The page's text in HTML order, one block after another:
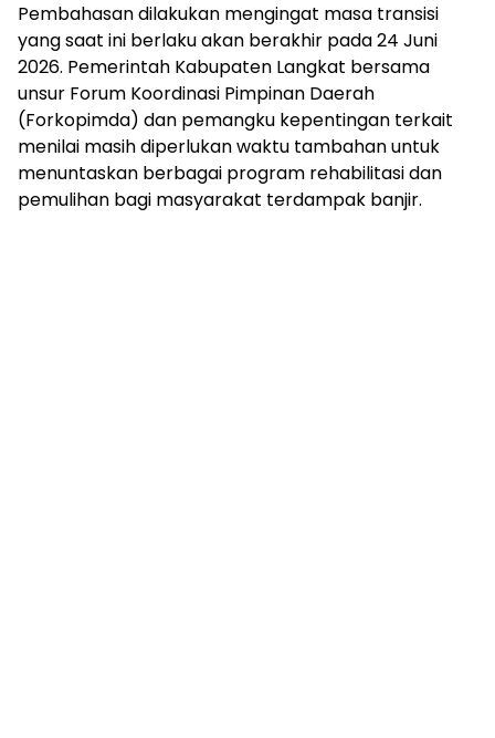
Pembahasan dilakukan mengingat masa transisi
yang saat ini berlaku akan berakhir pada 24 Juni
2026. Pemerintah Kabupaten Langkat bersama
unsur Forum Koordinasi Pimpinan Daerah
(Forkopimda) dan pemangku kepentingan terkait
menilai masih diperlukan waktu tambahan untuk
menuntaskan berbagai program rehabilitasi dan
pemulihan bagi masyarakat terdampak banjir.